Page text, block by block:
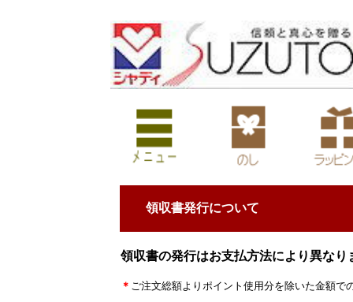
領収書発行について
領収書の発行はお支払方法により異なり
＊ ご注文総額よりポイント使用分を除いた金額で